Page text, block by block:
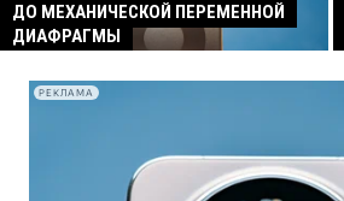
ДО МЕХАНИЧЕСКОЙ ПЕРЕМЕННОЙ
ДИАФРАГМЫ
РЕКЛАМА